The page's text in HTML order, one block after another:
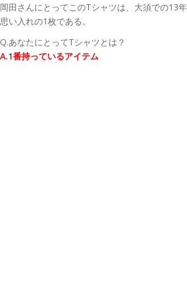
岡田さんにとってこのTシャツは、大須での13
思い入れの1枚である。
Q.あなたにとってTシャツとは？
A.1番持っているアイテム